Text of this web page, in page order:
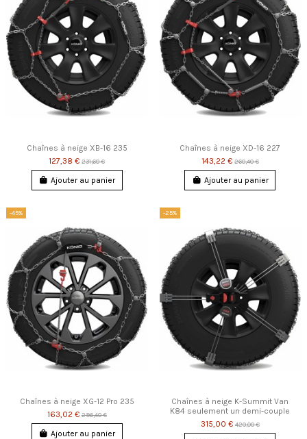
Chaînes à neige XB-16 235
127,38 €231,60 €
Ajouter au panier
Chaînes à neige XD-16 227
143,22 €260,40 €
Ajouter au panier
-45%
Chaînes à neige XG-12 Pro 235
163,02 €296,40 €
Ajouter au panier
-25%
Chaînes à neige K-Summit Van
K84 seulement un demi-couple
315,00 €420,00 €